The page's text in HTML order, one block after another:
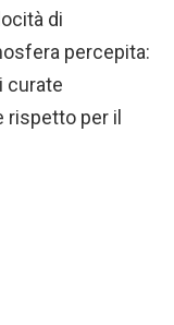
di
percepita:
curate
rispetto per il